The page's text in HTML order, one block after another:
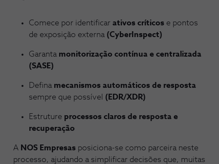
Comece por identificar ativos críticos e pontos
de exposição externa (CyberInspect)
Garanta monitorização contínua e centralizada
(SASE)
Defina mecanismos automáticos de resposta
sempre que possível (EDR/XDR)
Estruture processos claros de resposta e
recuperação
A NOS Empresas posiciona-se como parceira neste
processo, ajudando a simplificar decisões que, muitas